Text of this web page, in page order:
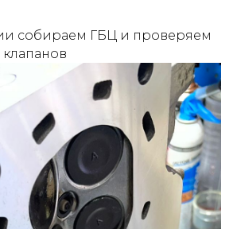
собираем ГБЦ и проверяем